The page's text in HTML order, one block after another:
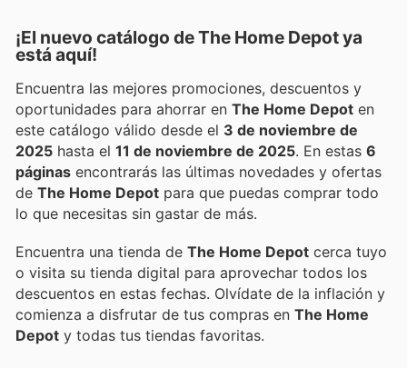
¡El nuevo catálogo deThe Home Depotya
está aquí!
Encuentra las mejores promociones, descuentos y
oportunidades para ahorrar en The Home Depot en
este catálogo válido desde el 3 de noviembre de
2025 hasta el 11 de noviembre de 2025 . En estas 6
páginas encontrarás las últimas novedades y ofertas
de The Home Depot para que puedas comprar todo
lo que necesitas sin gastar de más.
Encuentra una tienda de The Home Depot cerca tuyo
o visita su tienda digital para aprovechar todos los
descuentos en estas fechas. Olvídate de la inflación y
comienza a disfrutar de tus compras en The Home
Depot y todas tus tiendas favoritas.